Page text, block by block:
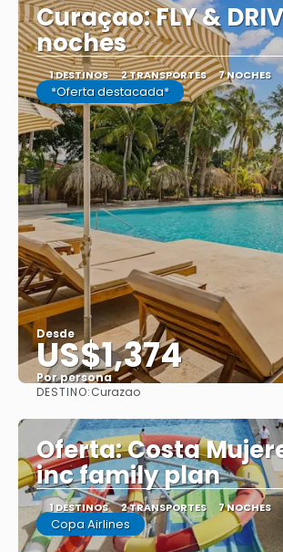
Curaçao: FLY &
noches
1 DESTINOS 2 TRANSPORTES 7 NOCHES
*Oferta destacada*
Desde
US$1,374
Por persona
DESTINO:Curazao
Oferta: Costa
inc family plan
1 DESTINOS 2 TRANSPORTES 7 NOCHES
Copa Airlines